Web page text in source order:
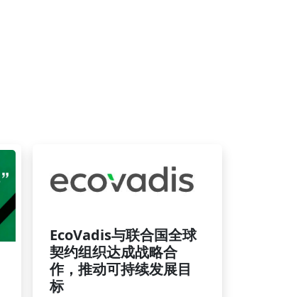
EcoVadis与联合国全球
契约组织达成战略合
作，推动可持续发展目
标